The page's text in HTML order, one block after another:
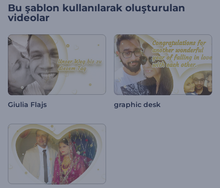
Bu şablon kullanılarak oluşturulan
videolar
Giulia Flajs graphic desk